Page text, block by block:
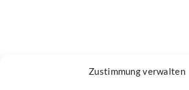
Zustimmung verwalten